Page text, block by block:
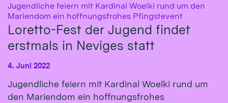
Jugendliche feiern mit Kardinal Woelki rund um den
Mariendom ein hoffnungsfrohes Pfingstevent:
Loretto-Fest der Jugend findet
erstmals in Neviges statt
4. Juni 2022
Jugendliche feiern mit Kardinal Woelki rund um
den Mariendom ein hoffnungsfrohes